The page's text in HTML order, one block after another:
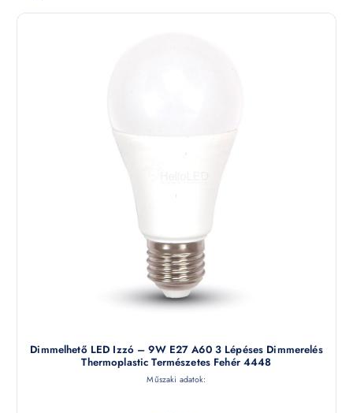
Dimmelhető LED Izzó – 9W E27 A60 3 Lépéses Dimmerelés
Thermoplastic Természetes Fehér 4448
Műszaki adatok: